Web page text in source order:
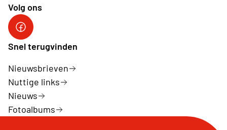
Volg ons
Facebook Herk-de-Stad
Snel terugvinden
Nieuwsbrieven
Nuttige links
Nieuws
Fotoalbums